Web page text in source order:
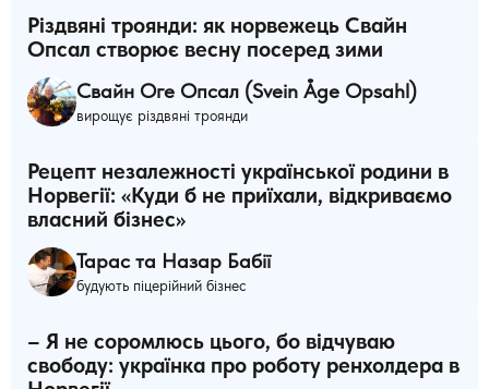
Різдвяні троянди: як норвежець Свайн
Опсал створює весну посеред зими
Свайн Оге Опсал (Svein Åge Opsahl)
вирощує різдвяні троянди
Рецепт незалежності української родини в
Норвегії: «Куди б не приїхали, відкриваємо
власний бізнес»
Тарас та Назар Бабії
будують піцерійний бізнес
– Я не соромлюсь цього, бо відчуваю
свободу: українка про роботу ренхолдера в